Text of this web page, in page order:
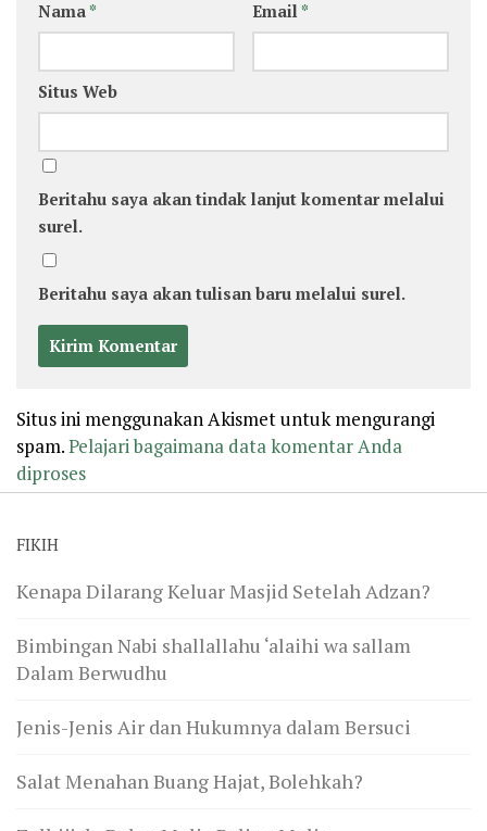
Nama * Email *
Situs Web
Beritahu saya akan tindak lanjut komentar melalui
surel.
Beritahu saya akan tulisan baru melalui surel.
Situs ini menggunakan Akismet untuk mengurangi
spam.Pelajari bagaimana data komentar Anda
diproses
FIKIH
Kenapa Dilarang Keluar Masjid Setelah Adzan?
Bimbingan Nabi shallallahu ‘alaihi wa sallam
Dalam Berwudhu
Jenis-Jenis Air dan Hukumnya dalam Bersuci
Salat Menahan Buang Hajat, Bolehkah?